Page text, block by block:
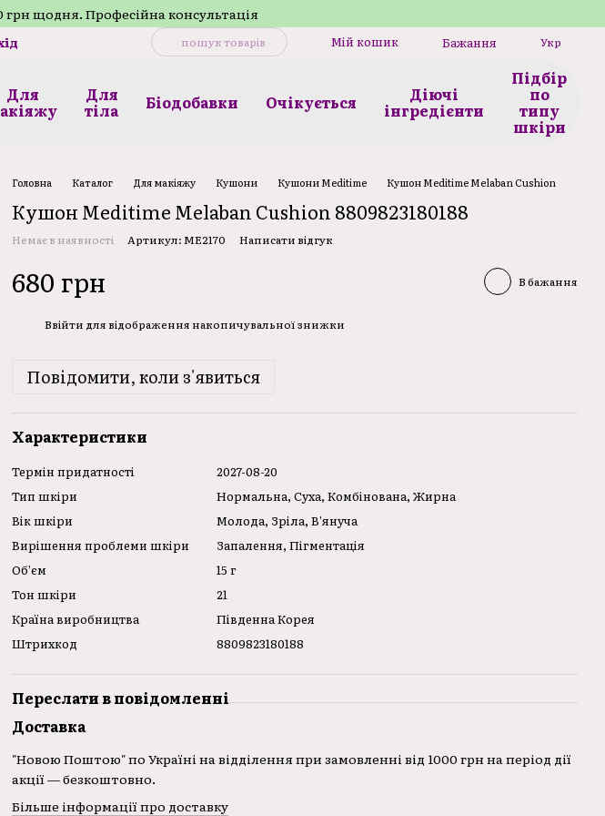
грн щодня. Професійна консультація
Мій кошик Бажання Укр
Для Для
тілa Біодобавки Очікується Діючі
інгредієнти
Підбір
по
типу
шкіри
Головна Каталог Для макіяжу Кушони Кушони Meditime Кушон Meditime Melaban Cushion
Кушон Meditime Melaban Cushion 8809823180188
Немає в наявності Артикул: ME2170 Написати відгук
680 грн В бажання
Ввійти для відображення накопичувальної знижки
Повідомити, коли з'явиться
Характеристики
Термін придатності
2027-08-20
Тип шкіри
Нормальна, Суха, Комбінована, Жирна
Вік шкіри
Молода, Зріла, В'януча
Вирішення проблеми шкіри
Запалення, Пігментація
Об’єм
15 г
Тон шкіри
21
Країна виробництва
Південна Корея
Штрихкод
8809823180188
Переслати в повідомленні
Доставка
"Новою Поштою" по Україні на відділення при замовленні від 1000 грн на період дії
акції — безкоштовно.
Більше інформації про доставку